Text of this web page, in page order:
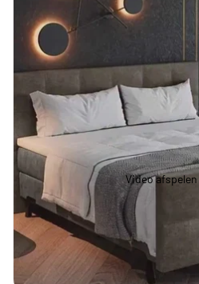
Video afspelen